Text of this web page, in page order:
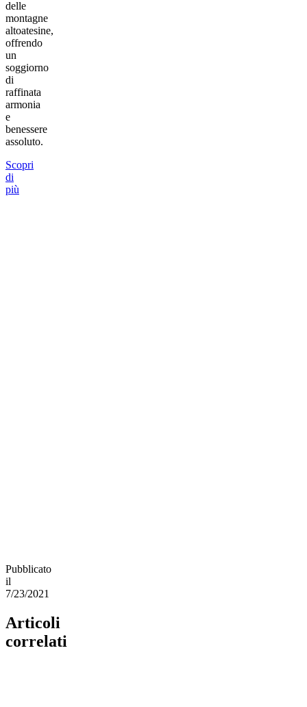
delle
montagne
altoatesine,
offrendo
un
soggiorno
di
raffinata
armonia
e
benessere
assoluto.
Scopri
di
più
Pubblicato
il
7/23/2021
Articoli
correlati